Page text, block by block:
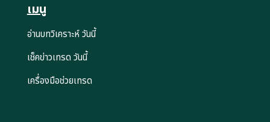
เมนู
อ่านบทวิเคราะห์ วันนี้
เช็คข่าวเทรด วันนี้
เครื่องมือช่วยเทรด